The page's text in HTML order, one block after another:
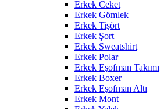
Erkek Ceket
Erkek Gömlek
Erkek Tişört
Erkek Şort
Erkek Sweatshirt
Erkek Polar
Erkek Eşofman Takımı
Erkek Boxer
Erkek Eşofman Altı
Erkek Mont